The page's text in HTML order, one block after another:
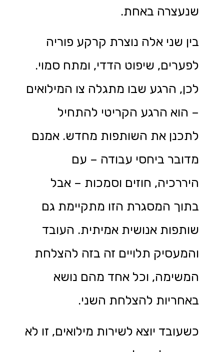
שנעצרה באחת.
בין שני אלה נוצרת קרקע פוריה
לפערים, שיפוט הדדי, ומתח סמוי.
לכן, הרגע שבו מתגלה צו המילואים
– הוא הרגע הקריטי להתחיל
לתכנן את השותפות מחדש. אמנם
מדובר ביחסי עבודה – עם
היררכיה, חוזים וסמכות – אבל
בתוך המסגרת הזו מתקיימת גם
שותפות אנושית אמיתית. העובד
והמעסיק תלויים זה בזה להצלחת
המשימה, וכל אחד מהם נושא
באחריות להצלחת השני.
כשעובד יוצא לשירות מילואים, זו לא